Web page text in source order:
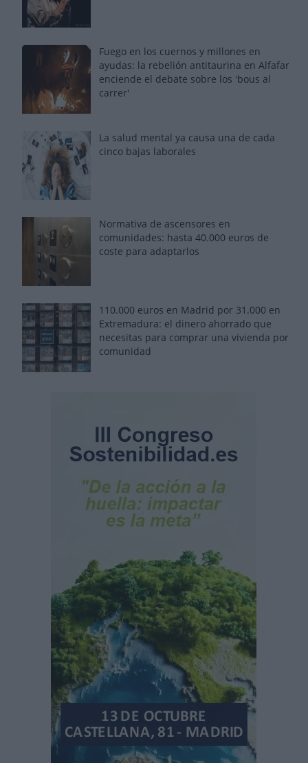
Fuego en los cuernos y millones en
ayudas: la rebelión antitaurina en Alfafar
enciende el debate sobre los 'bous al
carrer'
La salud mental ya causa una de cada
cinco bajas laborales
Normativa de ascensores en
comunidades: hasta 40.000 euros de
coste para adaptarlos
110.000 euros en Madrid por 31.000 en
Extremadura: el dinero ahorrado que
necesitas para comprar una vivienda por
comunidad